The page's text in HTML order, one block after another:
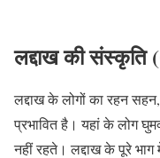
लद्दाख की
लद्दाख के लोगों का रहन
प्रभावित है। यहां के लोग
नहीं रहते। लद्दाख के पूरे भाग